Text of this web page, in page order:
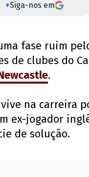
+Siga-nos em
fase ruim
de clubes do
.
na carreira
ex-jogador
de solução.